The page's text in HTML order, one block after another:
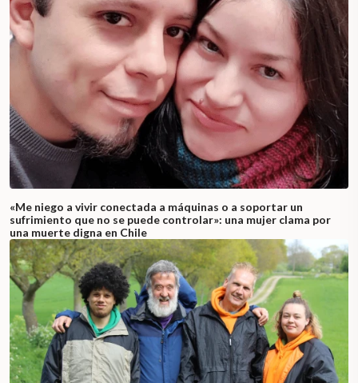
«Me niego a vivir conectada a máquinas o a soportar un
sufrimiento que no se puede controlar»: una mujer clama por
una muerte digna en Chile